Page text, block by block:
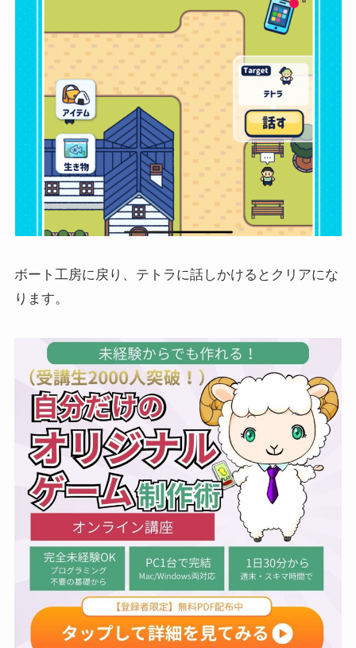
ボート工房に戻り、テトラに話しかけるとクリアにな
ります。